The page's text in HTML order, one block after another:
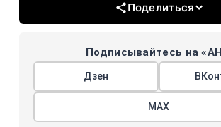
Поделиться
Подписывайтесь на
Дзен
МАХ